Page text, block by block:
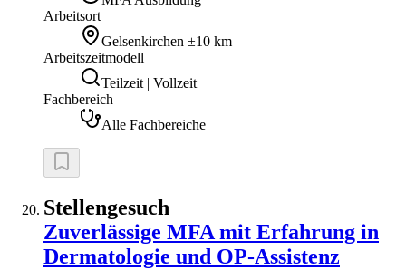
Arbeitsort
Gelsenkirchen ±10 km
Arbeitszeitmodell
Teilzeit | Vollzeit
Fachbereich
Alle Fachbereiche
Stellengesuch
Zuverlässige MFA mit Erfahrung in
Dermatologie und OP-Assistenz